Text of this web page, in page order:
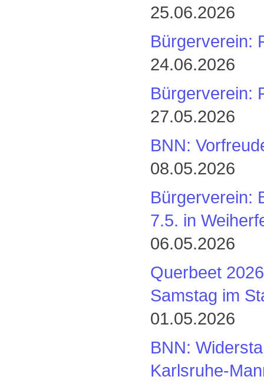
25.06.2026
Bürgerverein:
24.06.2026
Bürgerverein:
27.05.2026
BNN:
08.05.2026
Bürgerverein:
7.5. in
06.05.2026
Querbeet
Samstag im
01.05.2026
BNN:
Karlsruhe-